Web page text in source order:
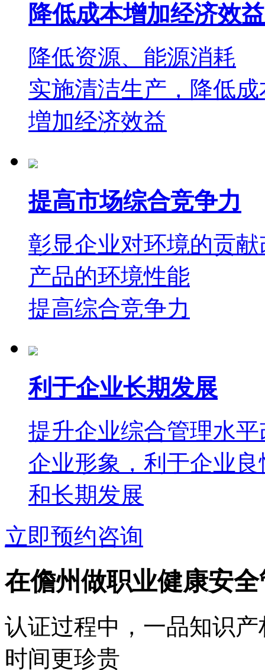
降低成本增加经济效益
降低资源、能源消耗
实施清洁生产，降低成
増加经济效益
提高市场综合竞争力
彰显企业对环境的贡献
产品的环境性能
提高综合竞争力
利于企业长期发展
提升企业综合管理水平
企业形象，利于企业良
和长期发展
立即预约咨询
在儋州做职业健康安
认证过程中，一品知识
时间更珍贵